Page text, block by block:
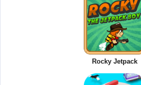
Rocky Jetpack